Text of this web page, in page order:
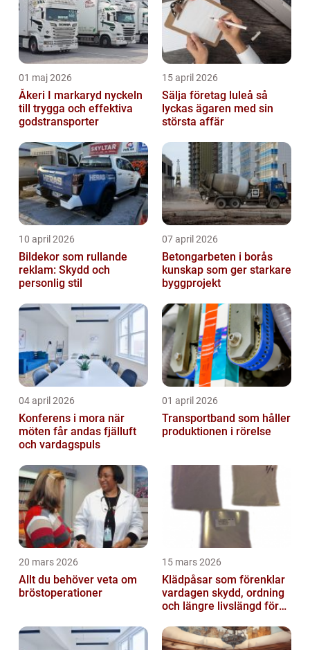
01 maj 2026
Åkeri I markaryd nyckeln
till trygga och effektiva
godstransporter
15 april 2026
Sälja företag luleå så
lyckas ägaren med sin
största affär
10 april 2026
Bildekor som rullande
reklam: Skydd och
personlig stil
07 april 2026
Betongarbeten i borås
kunskap som ger starkare
byggprojekt
04 april 2026
Konferens i mora när
möten får andas fjälluft
och vardagspuls
01 april 2026
Transportband som håller
produktionen i rörelse
20 mars 2026
Allt du behöver veta om
bröstoperationer
15 mars 2026
Klädpåsar som förenklar
vardagen skydd, ordning
och längre livslängd för